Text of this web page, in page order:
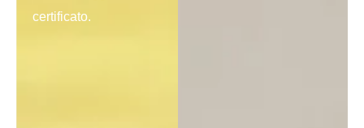
certificato.